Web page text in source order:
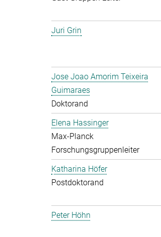
Juri Grin
Jose Joao Amorim Teixeira
Guimaraes
Doktorand
Elena Hassinger
Max-Planck
Forschungsgruppenleiter
Katharina Höfer
Postdoktorand
Peter Höhn